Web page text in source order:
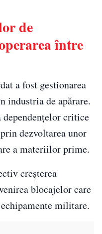
de
între
a fost gestionarea
industria de apărare.
dependențelor critice
dezvoltarea unor
a materiilor prime.
creșterea
blocajelor care
militare.